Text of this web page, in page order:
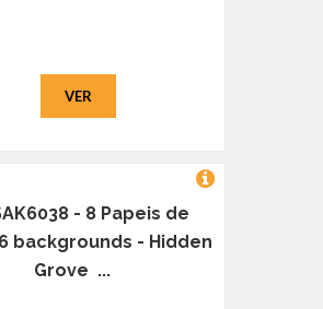
VER
- 8 Papeis de
backgrounds - Hidden
Grove ...